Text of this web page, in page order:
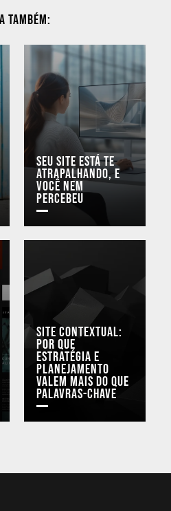
também:
Seu site está te
atrapalhando, e
você nem
percebeu
Site Contextual:
por que
estratégia e
planejamento
valem mais do que
palavras-chave